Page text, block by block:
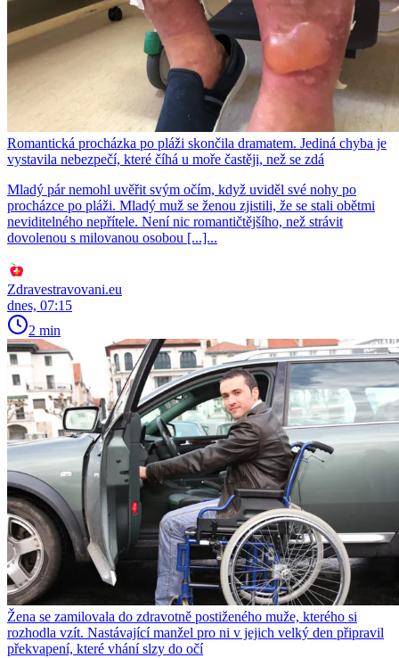
Romantická procházka po pláži skončila dramatem. Jediná chyba je
vystavila nebezpečí, které číhá u moře častěji, než se zdá
Mladý pár nemohl uvěřit svým očím, když uviděl své nohy po
procházce po pláži. Mladý muž se ženou zjistili, že se stali obětmi
neviditelného nepřítele. Není nic romantičtějšího, než strávit
dovolenou s milovanou osobou [...]...
Zdravestravovani.eu
dnes, 07:15
2 min
Žena se zamilovala do zdravotně postiženého muže, kterého si
rozhodla vzít. Nastávající manžel pro ni v jejich velký den připravil
překvapení, které vhání slzy do očí